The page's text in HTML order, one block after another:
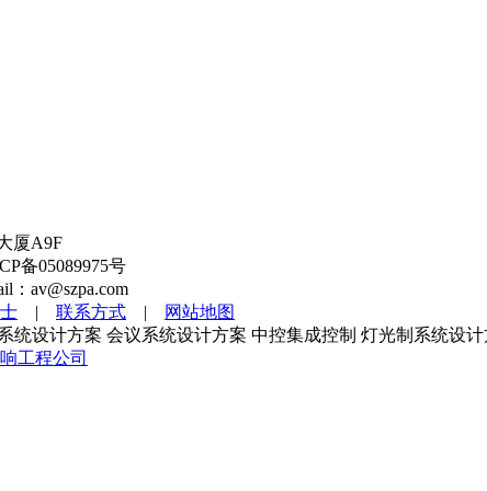
厦A9F
备05089975号
av@szpa.com
| 联系方式 |
网站地图
设计方案 会议系统设计方案 中控集成控制 灯光制系统设
工程公司